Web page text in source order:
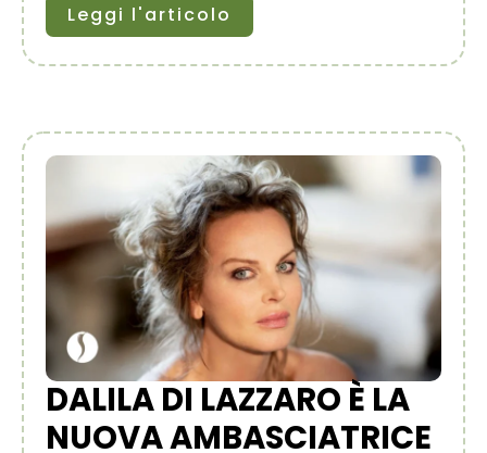
Leggi l'articolo
DALILA DI LAZZARO È LA
NUOVA AMBASCIATRICE